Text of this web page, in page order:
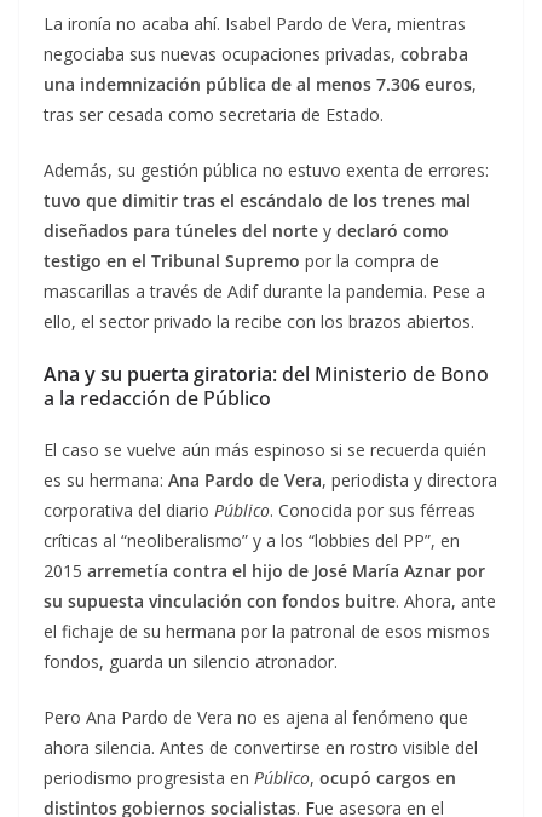
La ironía no acaba ahí. Isabel Pardo de Vera, mientras
negociaba sus nuevas ocupaciones privadas, cobraba
una indemnización pública de al menos 7.306 euros,
tras ser cesada como secretaria de Estado.
Además, su gestión pública no estuvo exenta de errores:
tuvo que dimitir tras el escándalo de los trenes mal
diseñados para túneles del norte y declaró como
testigo en el Tribunal Supremo por la compra de
mascarillas a través de Adif durante la pandemia. Pese a
ello, el sector privado la recibe con los brazos abiertos.
Ana y su puerta giratoria: del Ministerio de Bono
a la redacción de Público
El caso se vuelve aún más espinoso si se recuerda quién
es su hermana: Ana Pardo de Vera, periodista y directora
corporativa del diario Público. Conocida por sus férreas
críticas al “neoliberalismo” y a los “lobbies del PP”, en
2015 arremetía contra el hijo de José María Aznar por
su supuesta vinculación con fondos buitre. Ahora, ante
el fichaje de su hermana por la patronal de esos mismos
fondos, guarda un silencio atronador.
Pero Ana Pardo de Vera no es ajena al fenómeno que
ahora silencia. Antes de convertirse en rostro visible del
periodismo progresista en Público, ocupó cargos en
distintos gobiernos socialistas. Fue asesora en el